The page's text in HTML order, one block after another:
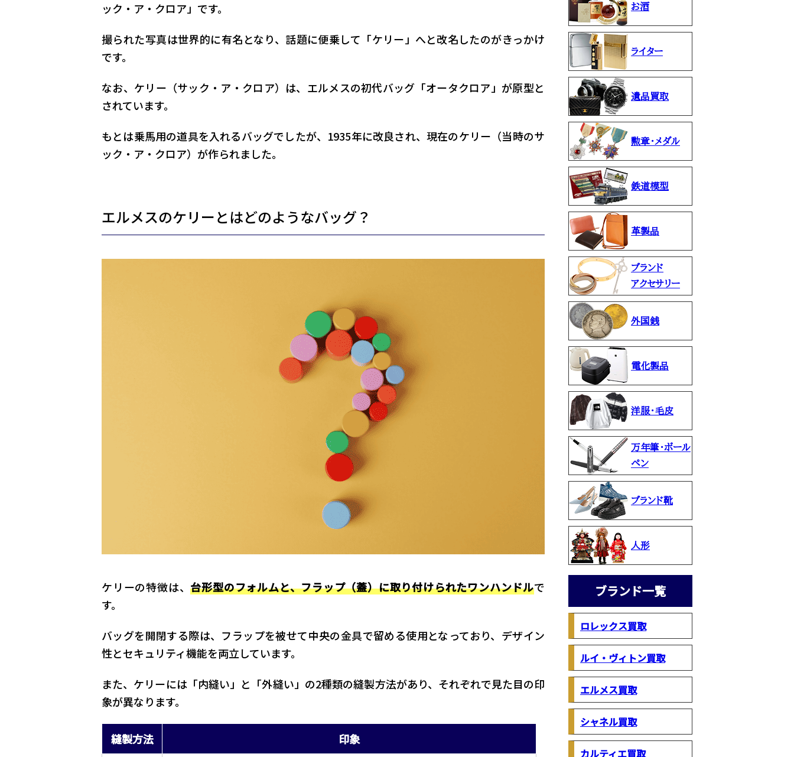
ック・ア・クロア」です。
撮られた写真は世界的に有名となり、話題に便乗して「ケリー」へと改名したのがきっかけ
です。
なお、ケリー（サック・ア・クロア）は、エルメスの初代バッグ「オータクロア」が原型と
されています。
もとは乗馬用の道具を入れるバッグでしたが、1935年に改良され、現在のケリー（当時のサ
ック・ア・クロア）が作られました。
エルメスのケリーとはどのようなバッグ？
ケリーの特徴は、台形型のフォルムと、フラップ（蓋）に取り付けられたワンハンドルで
す。
バッグを開閉する際は、フラップを被せて中央の金具で留める使用となっており、デザイン
性とセキュリティ機能を両立しています。
また、ケリーには「内縫い」と「外縫い」の2種類の縫製方法があり、それぞれで見た目の印
象が異なります。
縫製方法 印象
お酒
ライター
遺品買取
勲章・メダル
鉄道模型
革製品
ブランド
アクセサリー
外国銭
電化製品
洋服・毛皮
万年筆・ボール
ペン
ブランド靴
人形
ブランド一覧
ロレックス買取
ルイ・ヴィトン買取
エルメス買取
シャネル買取
カルティエ買取